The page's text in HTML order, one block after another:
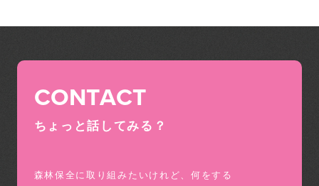
CONTACT
ちょっと話してみる？
森林保全に取り組みたいけれど、何をする